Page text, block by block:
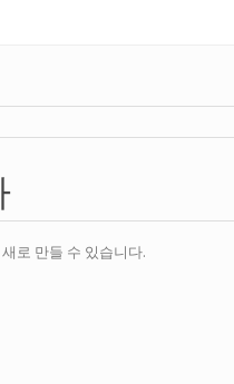
로 만들 수 있습니다.